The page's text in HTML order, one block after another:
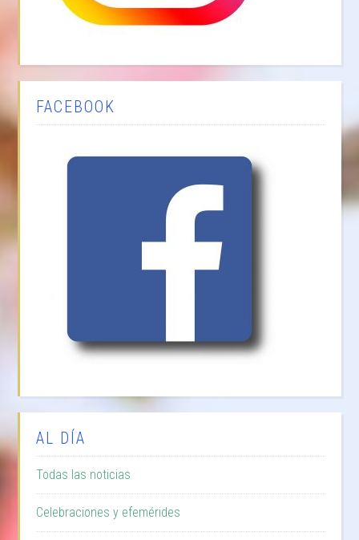
FACEBOOK
AL DÍA
Todas las noticias
Celebraciones y efemérides